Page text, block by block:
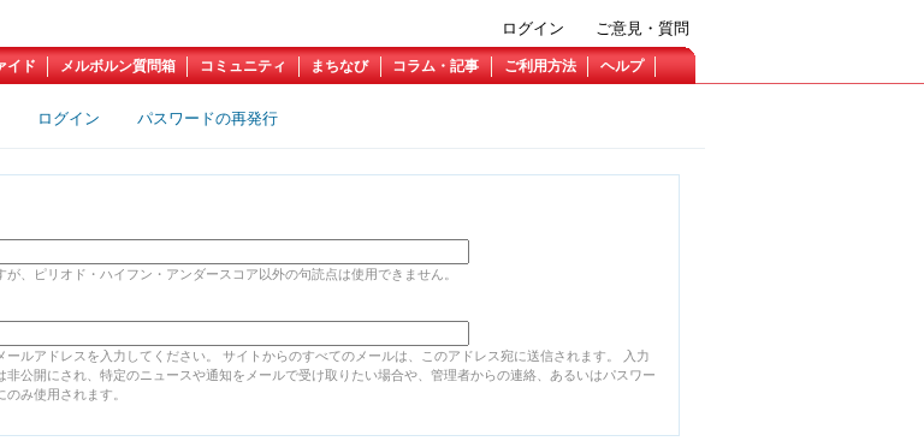
ご意見・質問
ログイン
イド メルボルン質問箱 コミュニティ まちなび コラム・記事 ご利用方法 ヘルプ
ログイン パスワードの再発行
が、ピリオド・ハイフン・アンダースコア以外の句読点は使用できません。
ールアドレスを入力してください。 サイトからのすべてのメールは、このアドレス宛に送信されます。 入力
非公開にされ、特定のニュースや通知をメールで受け取りたい場合や、管理者からの連絡、あるいはパスワー
のみ使用されます。